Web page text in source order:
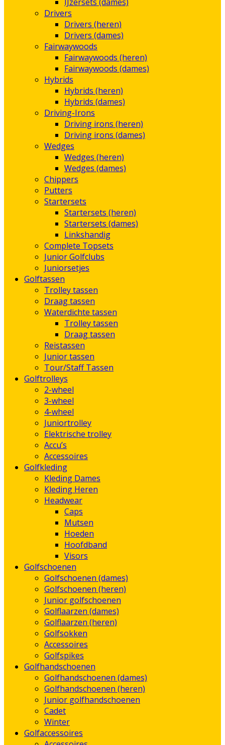
Drivers
Drivers (heren)
Drivers (dames)
Fairwaywoods
Fairwaywoods (heren)
Fairwaywoods (dames)
Hybrids
Hybrids (heren)
Hybrids (dames)
Driving-Irons
Driving irons (heren)
Driving irons (dames)
Wedges
Wedges (heren)
Wedges (dames)
Chippers
Putters
Startersets
Startersets (heren)
Startersets (dames)
Linkshandig
Complete Topsets
Junior Golfclubs
Juniorsetjes
Golftassen
Trolley tassen
Draag tassen
Waterdichte tassen
Trolley tassen
Draag tassen
Reistassen
Junior tassen
Tour/Staff Tassen
Golftrolleys
2-wheel
3-wheel
4-wheel
Juniortrolley
Elektrische trolley
Accu’s
Accessoires
Golfkleding
Kleding Dames
Kleding Heren
Headwear
Caps
Mutsen
Hoeden
Hoofdband
Visors
Golfschoenen
Golfschoenen (dames)
Golfschoenen (heren)
Junior golfschoenen
Golflaarzen (dames)
Golflaarzen (heren)
Golfsokken
Accessoires
Golfspikes
Golfhandschoenen
Golfhandschoenen (dames)
Golfhandschoenen (heren)
Junior golfhandschoenen
Cadet
Winter
Golfaccessoires